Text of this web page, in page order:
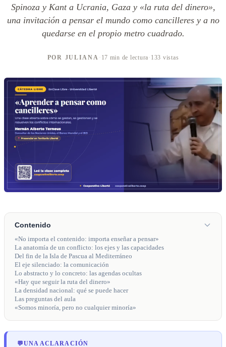
Spinoza y Kant a Ucrania, Gaza y «la ruta del dinero»,
una invitación a pensar el mundo como cancilleres y a no
quedarse en el propio metro cuadrado.
POR JULIANA · 17 min de lectura· 133 vistas
Contenido
«No importa el contenido: importa enseñar a pensar»
La anatomía de un conflicto: los ejes y las capacidades
Del fin de la Isla de Pascua al Mediterráneo
El eje silenciado: la comunicación
Lo abstracto y lo concreto: las agendas ocultas
«Hay que seguir la ruta del dinero»
La densidad nacional: qué se puede hacer
Las preguntas del aula
«Somos minoría, pero no cualquier minoría»
💬UNA ACLARACIÓN